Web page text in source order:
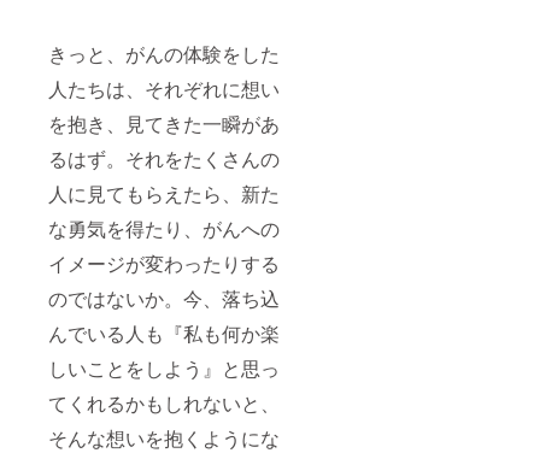
きっと、がんの体験をした
人たちは、それぞれに想い
を抱き、見てきた一瞬があ
るはず。それをたくさんの
人に見てもらえたら、新た
な勇気を得たり、がんへの
イメージが変わったりする
のではないか。今、落ち込
んでいる人も『私も何か楽
しいことをしよう』と思っ
てくれるかもしれないと、
そんな想いを抱くようにな